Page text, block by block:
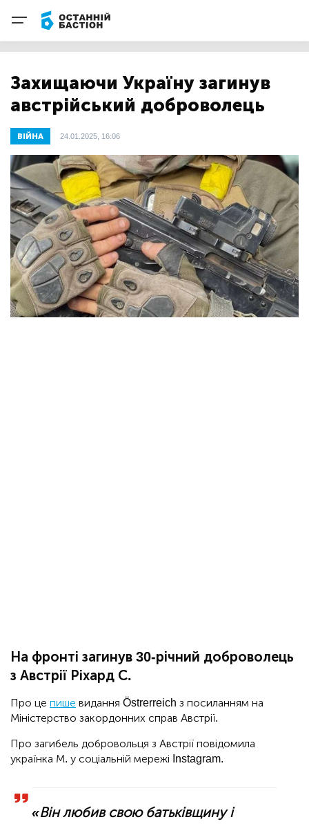
Захищаючи Україну загинув
австрійський доброволець
ВІЙНА 24.01.2025, 16:06
На фронті загинув 30-річний доброволець
з Австрії Ріхард С.
Про це пише видання Östrerreich з посиланням на
Міністерство закордонних справ Австрії.
Про загибель добровольця з Австрії повідомила
українка М. у соціальній мережі Instagram.
«Він любив свою батьківщину і